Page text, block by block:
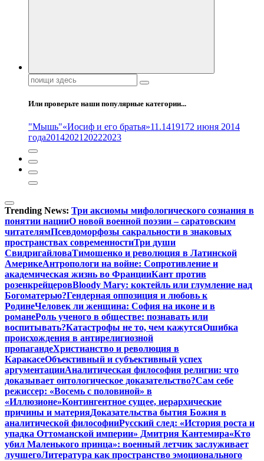
Поиск:
Или проверьте наши популярные категории...
"Мышь"«Иосиф и его братья»11.1419172 июня 2014
года20142021 20222023
Trending News: Три аксиомы мифологического сознания в
понятии нацииО новой военной поэзии – саратовским
читателямПсевдоморфозы сакральности в знаковых
пространствах современностиТри души
СвидригайловаТимошенко и революция в Латинской
АмерикеАнтропологи на войне: Сопротивление и
академическая жизнь во ФранцииКант против
розенкрейцеровBloody Mary: коктейль или глумление над
Богоматерью?Гендерная оппозиция и любовь к
РодинеЧеловек ли женщина: София на иконе и в
романеРоль ученого в обществе: познавать или
воспитывать?Катастрофы не то, чем кажутсяОшибка
происхождения в антирелигиозной
пропагандеХристианство и революция в
КаракасеОбъективный и субъективный успех
аргументацииАналитическая философия религии: что
доказывает онтологическое доказательство?Сам себе
режиссер: «Восемь с половиной» в
«Иллюзионе»Контингентное сущее, иерархические
причины и материяДоказательства бытия Божия в
аналитической философииРусский след: «История роста и
упадка Оттоманской империи» Дмитрия Кантемира«Кто
убил Маленького принца»: военный летчик заслуживает
лучшегоЛитература как пространство эмоционального